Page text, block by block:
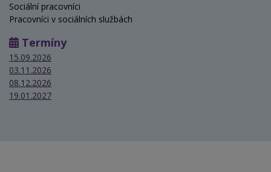
Sociální pracovníci
Pracovníci v sociálních službách
Termíny
15.09.2026
03.11.2026
08.12.2026
19.01.2027